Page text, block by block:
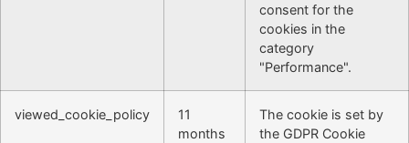
consent for the
cookies in the
category
"Performance".
viewed_cookie_policy
11
months
The cookie is set by
the GDPR Cookie